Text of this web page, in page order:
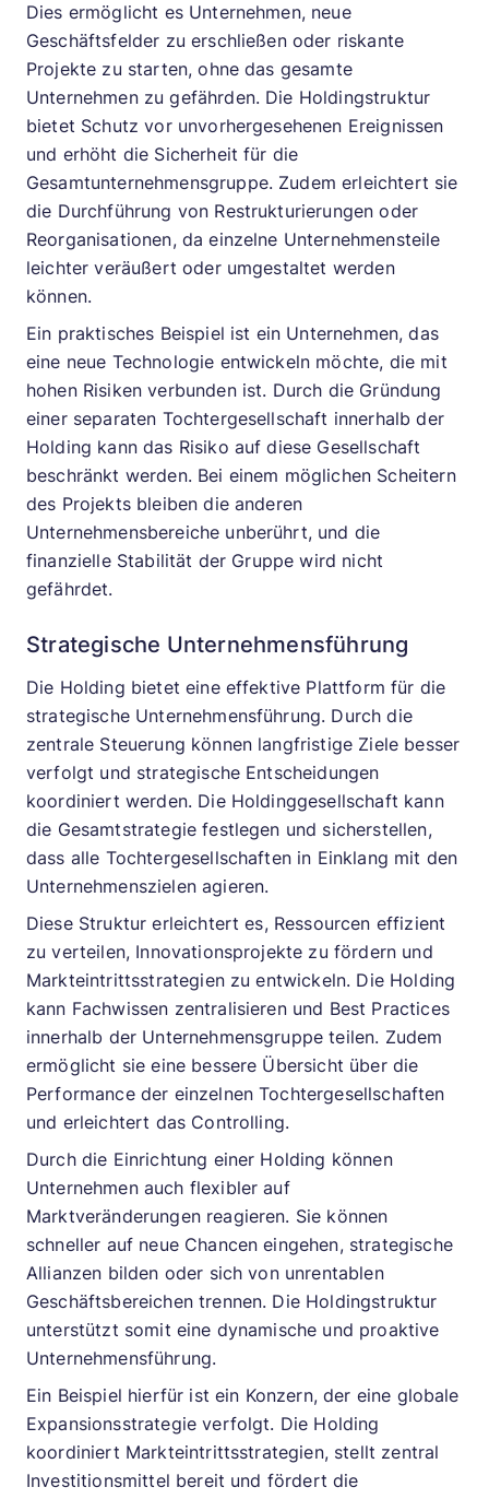
Dies ermöglicht es Unternehmen, neue
Geschäftsfelder zu erschließen oder riskante
Projekte zu starten, ohne das gesamte
Unternehmen zu gefährden. Die Holdingstruktur
bietet Schutz vor unvorhergesehenen Ereignissen
und erhöht die Sicherheit für die
Gesamtunternehmensgruppe. Zudem erleichtert sie
die Durchführung von Restrukturierungen oder
Reorganisationen, da einzelne Unternehmensteile
leichter veräußert oder umgestaltet werden
können.
Ein praktisches Beispiel ist ein Unternehmen, das
eine neue Technologie entwickeln möchte, die mit
hohen Risiken verbunden ist. Durch die Gründung
einer separaten Tochtergesellschaft innerhalb der
Holding kann das Risiko auf diese Gesellschaft
beschränkt werden. Bei einem möglichen Scheitern
des Projekts bleiben die anderen
Unternehmensbereiche unberührt, und die
finanzielle Stabilität der Gruppe wird nicht
gefährdet.
Strategische Unternehmensführung
Die Holding bietet eine effektive Plattform für die
strategische Unternehmensführung. Durch die
zentrale Steuerung können langfristige Ziele besser
verfolgt und strategische Entscheidungen
koordiniert werden. Die Holdinggesellschaft kann
die Gesamtstrategie festlegen und sicherstellen,
dass alle Tochtergesellschaften in Einklang mit den
Unternehmenszielen agieren.
Diese Struktur erleichtert es, Ressourcen effizient
zu verteilen, Innovationsprojekte zu fördern und
Markteintrittsstrategien zu entwickeln. Die Holding
kann Fachwissen zentralisieren und Best Practices
innerhalb der Unternehmensgruppe teilen. Zudem
ermöglicht sie eine bessere Übersicht über die
Performance der einzelnen Tochtergesellschaften
und erleichtert das Controlling.
Durch die Einrichtung einer Holding können
Unternehmen auch flexibler auf
Marktveränderungen reagieren. Sie können
schneller auf neue Chancen eingehen, strategische
Allianzen bilden oder sich von unrentablen
Geschäftsbereichen trennen. Die Holdingstruktur
unterstützt somit eine dynamische und proaktive
Unternehmensführung.
Ein Beispiel hierfür ist ein Konzern, der eine globale
Expansionsstrategie verfolgt. Die Holding
koordiniert Markteintrittsstrategien, stellt zentral
Investitionsmittel bereit und fördert die